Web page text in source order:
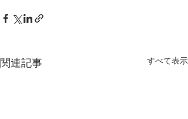
関連記事 すべて表示